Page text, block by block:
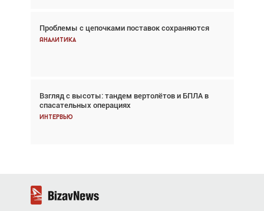
Проблемы с цепочками поставок сохраняются
Аналитика
Взгляд с высоты: тандем вертолётов и БПЛА в
спасательных операциях
Интервью
Впервые с 2024 года глобальный трафик
снижается три недели подряд
Частный самолёт – это актив. Подходите к
покупке соответствующим образом
Интервью